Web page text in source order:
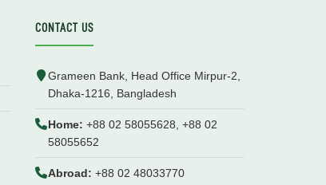
CONTACT US
Grameen Bank, Head Office Mirpur-2,
Dhaka-1216, Bangladesh
Home: +88 02 58055628, +88 02
58055652
Abroad: +88 02 48033770